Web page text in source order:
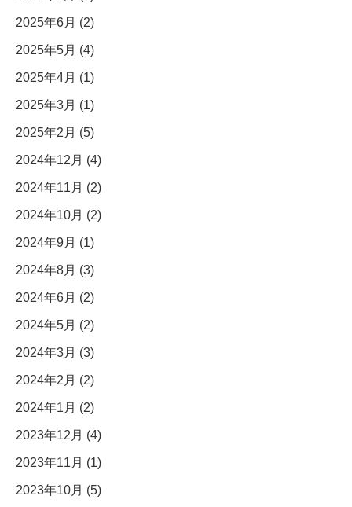
2025年6月 (2)
2025年5月 (4)
2025年4月 (1)
2025年3月 (1)
2025年2月 (5)
2024年12月 (4)
2024年11月 (2)
2024年10月 (2)
2024年9月 (1)
2024年8月 (3)
2024年6月 (2)
2024年5月 (2)
2024年3月 (3)
2024年2月 (2)
2024年1月 (2)
2023年12月 (4)
2023年11月 (1)
2023年10月 (5)